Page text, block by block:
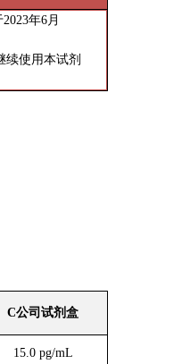
2023年6月
续使用本试剂
C公司试剂盒
15.0 pg/mL